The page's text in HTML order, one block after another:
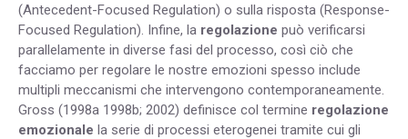
(Antecedent-Focused Regulation) o sulla risposta (Response-
Focused Regulation). Infine, la regolazione può verificarsi
parallelamente in diverse fasi del processo, così ciò che
facciamo per regolare le nostre emozioni spesso include
multipli meccanismi che intervengono contemporaneamente.
Gross (1998a 1998b; 2002) definisce col termine regolazione
emozionale la serie di processi eterogenei tramite cui gli